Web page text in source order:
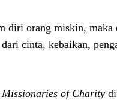
diri orang miskin,
cinta, kebaikan,
Missionaries of Charity